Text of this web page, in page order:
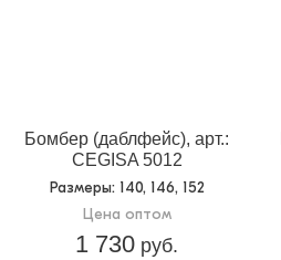
Бомбер (даблфейс), арт.:
CEGISA 5012
Размеры: 140, 146, 152
Цена оптом
1 730 руб.